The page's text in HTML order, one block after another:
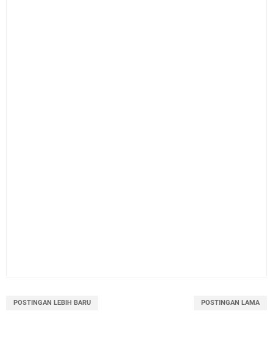
POSTINGAN LEBIH BARU POSTINGAN LAMA